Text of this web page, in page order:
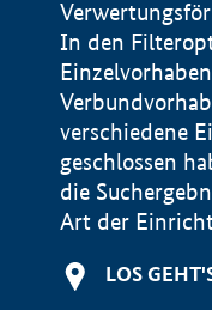
In den
verschiedene
geschlossen
die
Art der
LOS